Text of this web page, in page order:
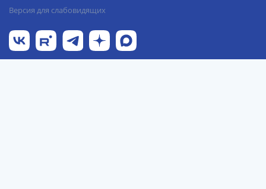
Версия для слабовидящих